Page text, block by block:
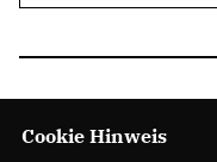
Cookie Hinweis